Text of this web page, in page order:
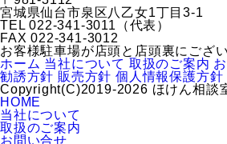
宮城県仙台市泉区八乙女1丁目3-1
TEL 022-341-3011（代表）
FAX 022-341-3012
お客様駐車場が店頭と店頭裏にござい
ホーム 当社について 取扱のご案内
勧誘方針 販売方針 個人情報保護方針
Copyright(C)2019-2026 ほけん相談
HOME
当社について
取扱のご案内
お問い合せ